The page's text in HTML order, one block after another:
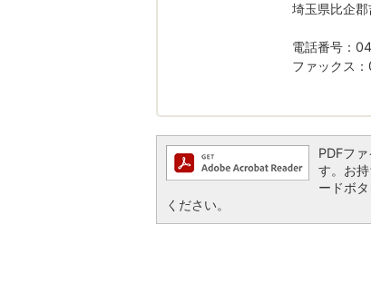
埼玉県比企
電話番号：
ファックス
PDFフ
す。お
ードボ
ください。